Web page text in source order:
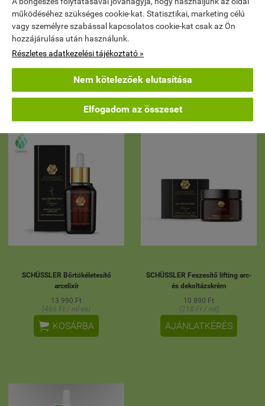
működéséhez szükséges cookie-kat. Statisztikai, marketing célú
vagy személyre szabással kapcsolatos cookie-kat csak az Ön
hozzájárulása után használunk.
Részletes adatkezelési tájékoztató »
Nem kötelezőek elutasítása
Elfogadom az összeset
Schüssler Retinol Arcszérum
5 990 Ft
(200 Ft / ml)
 KOSÁRBA
HYALURON GÉL
KONCENTRÁTUM
 KOSÁRBA
SCHÜSSLER Bőrtökéletesítő
arcelixír
13 990 Ft
(466 Ft / ml-es)
 KOSÁRBA
SCHÜSSLER Feszesítő lifting arc-
és dekoltázskrém
10 890 Ft
(218 Ft / ml)
AJÁNLATKÉRÉS